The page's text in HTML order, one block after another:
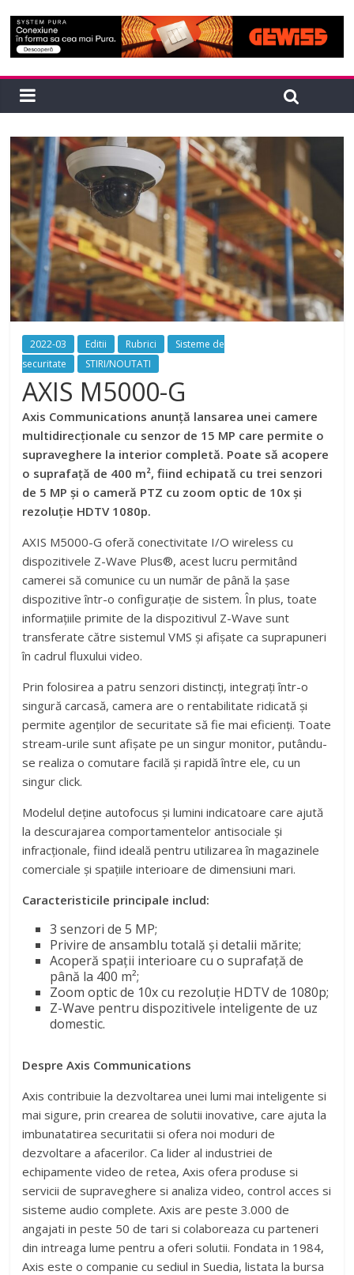
2022-03 Editii Rubrici
Sisteme de
securitate
STIRI/NOUTATI
AXIS M5000-G
Axis Communications anunță lansarea unei camere
multidirecționale cu senzor de 15 MP care permite o
supraveghere la interior completă. Poate să acopere
o suprafață de 400 m², fiind echipată cu trei senzori
de 5 MP și o cameră PTZ cu zoom optic de 10x și
rezoluție HDTV 1080p.
AXIS M5000-G oferă conectivitate I/O wireless cu
dispozitivele Z-Wave Plus®, acest lucru permitând
camerei să comunice cu un număr de până la șase
dispozitive într-o configurație de sistem. În plus, toate
informațiile primite de la dispozitivul Z-Wave sunt
transferate către sistemul VMS și afișate ca suprapuneri
în cadrul fluxului video.
Prin folosirea a patru senzori distincți, integrați într-o
singură carcasă, camera are o rentabilitate ridicată și
permite agenților de securitate să fie mai eficienți. Toate
stream-urile sunt afișate pe un singur monitor, putându-
se realiza o comutare facilă și rapidă între ele, cu un
singur click.
Modelul deține autofocus și lumini indicatoare care ajută
la descurajarea comportamentelor antisociale și
infracționale, fiind ideală pentru utilizarea în magazinele
comerciale și spațiile interioare de dimensiuni mari.
Caracteristicile principale includ:
3 senzori de 5 MP;
Privire de ansamblu totală și detalii mărite;
Acoperă spații interioare cu o suprafață de
până la 400 m²;
Zoom optic de 10x cu rezoluție HDTV de 1080p;
Z-Wave pentru dispozitivele inteligente de uz
domestic.
Despre Axis Communications
Axis contribuie la dezvoltarea unei lumi mai inteligente si
mai sigure, prin crearea de solutii inovative, care ajuta la
imbunatatirea securitatii si ofera noi moduri de
dezvoltare a afacerilor. Ca lider al industriei de
echipamente video de retea, Axis ofera produse si
servicii de supraveghere si analiza video, control acces si
sisteme audio complete. Axis are peste 3.000 de
angajati in peste 50 de tari si colaboreaza cu parteneri
din intreaga lume pentru a oferi solutii. Fondata in 1984,
Axis este o companie cu sediul in Suedia, listata la bursa